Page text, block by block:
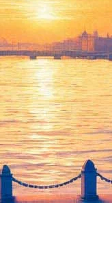
властью
среда